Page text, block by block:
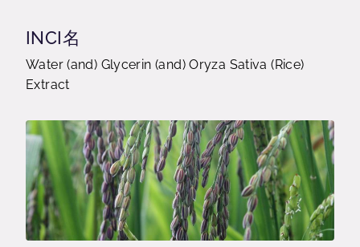
INCI名
Water (and) Glycerin (and) Oryza Sativa (Rice)
Extract